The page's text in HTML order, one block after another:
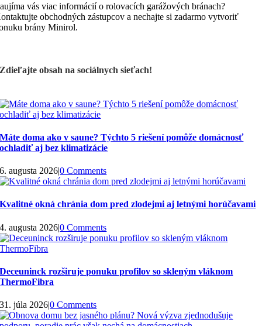
vás viac informácií o rolovacích garážových bránach?
obchodných zástupcov a nechajte si zadarmo vytvoriť
brány Minirol.
Zdieľajte obsah na sociálnych sieťach!
Máte doma ako v saune? Týchto 5 riešení pomôže domácnosť
ochladiť aj bez klimatizácie
6. augusta 2026|0 Comments
Kvalitné okná chránia dom pred zlodejmi aj letnými horúčavami
4. augusta 2026|0 Comments
Deceuninck rozširuje ponuku profilov so skleným vláknom
ThermoFibra
31. júla 2026|0 Comments